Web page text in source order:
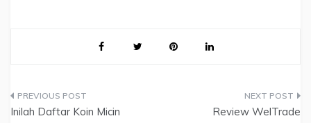
Navigasi
Inilah Daftar Koin Micin
Review WelTrade